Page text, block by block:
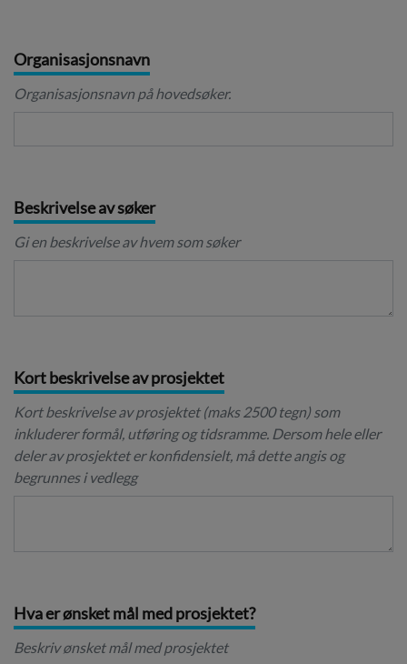
Organisasjonsnavn
Organisasjonsnavn på hovedsøker.
Beskrivelse av søker
Gi en beskrivelse av hvem som søker
Kort beskrivelse av prosjektet
Kort beskrivelse av prosjektet (maks 2500 tegn) som
inkluderer formål, utføring og tidsramme. Dersom hele eller
deler av prosjektet er konfidensielt, må dette angis og
begrunnes i vedlegg
Hva er ønsket mål med prosjektet?
Beskriv ønsket mål med prosjektet